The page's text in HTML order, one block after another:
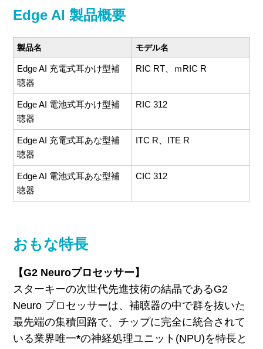
Edge AI 製品概要
製品名 モデル名
Edge AI 充電式耳かけ型補
聴器
RIC RT、ｍRIC R
Edge AI 電池式耳かけ型補
聴器
RIC 312
Edge AI 充電式耳あな型補
聴器
ITC R、ITE R
Edge AI 電池式耳あな型補
聴器
CIC 312
おもな特長
【G2 Neuroプロセッサー】
スターキーの次世代先進技術の結晶であるG2
Neuro プロセッサーは、補聴器の中で群を抜いた
最先端の集積回路で、チップに完全に統合されて
いる業界唯一*の神経処理ユニット(NPU)を特長と